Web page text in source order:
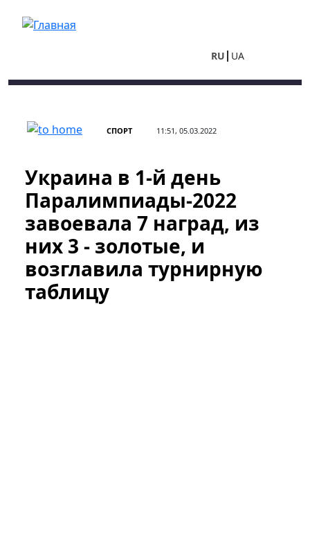
RU UA
СПОРТ 11:51, 05.03.2022
Украина в 1-й день
Паралимпиады-2022
завоевала 7 наград, из
них 3 - золотые, и
возглавила турнирную
таблицу